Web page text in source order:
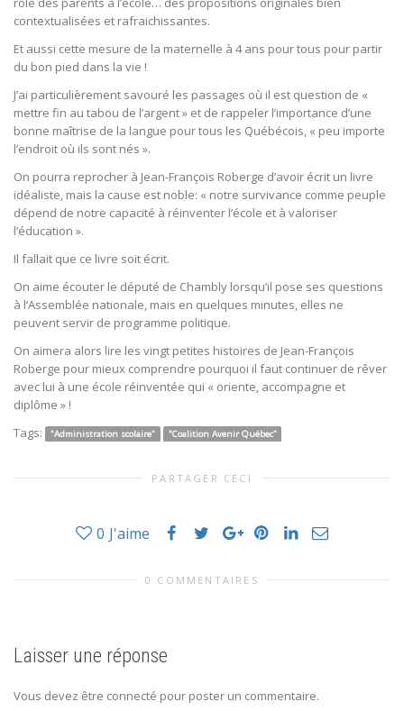
contextualisées et rafraichissantes.
Et aussi cette mesure de la maternelle à 4 ans pour tous pour partir
du bon pied dans la vie !
J’ai particulièrement savouré les passages où il est question de «
mettre fin au tabou de l’argent » et de rappeler l’importance d’une
bonne maîtrise de la langue pour tous les Québécois, « peu importe
l’endroit où ils sont nés ».
On pourra reprocher à Jean-François Roberge d’avoir écrit un livre
idéaliste, mais la cause est noble: « notre survivance comme peuple
dépend de notre capacité à réinventer l’école et à valoriser
l’éducation ».
Il fallait que ce livre soit écrit.
On aime écouter le député de Chambly lorsqu’il pose ses questions
à l’Assemblée nationale, mais en quelques minutes, elles ne
peuvent servir de programme politique.
On aimera alors lire les vingt petites histoires de Jean-François
Roberge pour mieux comprendre pourquoi il faut continuer de rêver
avec lui à une école réinventée qui « oriente, accompagne et
diplôme » !
Tags:
"Administration scolaire" "Coalition Avenir Québec"
PARTAGER CECI
0 J'aime
0 COMMENTAIRES
Laisser une réponse
Vous devez être connecté pour poster un commentaire.